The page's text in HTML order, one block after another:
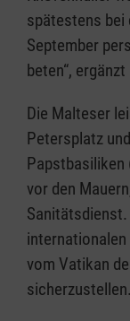
spätestens bei
September
beten“,
Die Malteser
Petersplatz
Papstbasiliken
vor den
vom Vatikan
sicherzustellen.